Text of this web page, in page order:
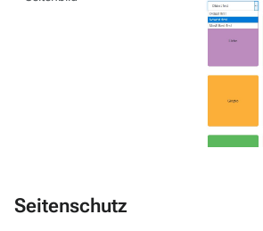
Seitenschutz